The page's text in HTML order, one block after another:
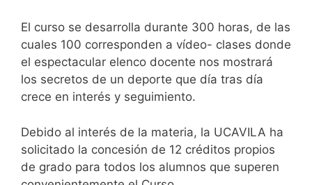
El curso se desarrolla durante 300 horas, de las
cuales 100 corresponden a vídeo- clases donde
el espectacular elenco docente nos mostrará
los secretos de un deporte que día tras día
crece en interés y seguimiento.
Debido al interés de la materia, la UCAVILA ha
solicitado la concesión de 12 créditos propios
de grado para todos los alumnos que superen